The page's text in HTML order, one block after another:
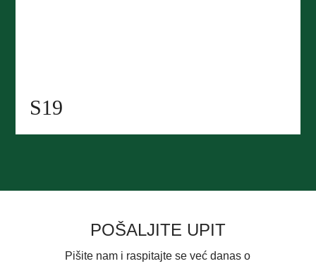
S19
POŠALJITE UPIT
Pišite nam i raspitajte se već danas o